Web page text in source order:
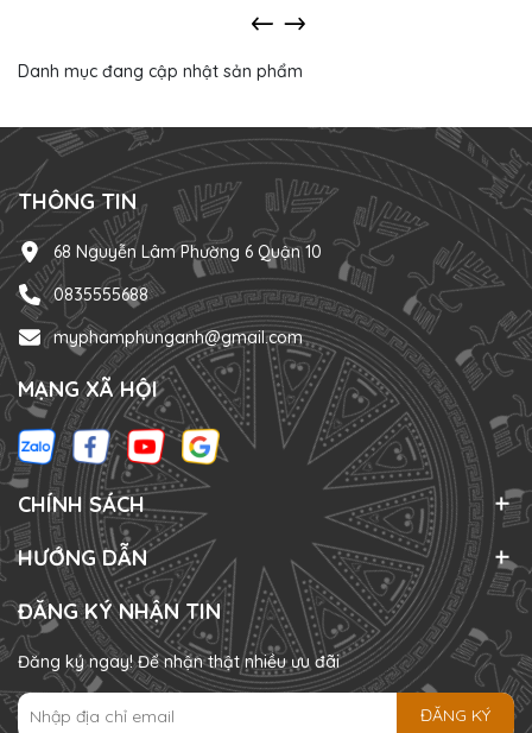
Danh mục đang cập nhật sản phẩm
THÔNG TIN
68 Nguyễn Lâm Phường 6 Quận 10
0835555688
myphamphunganh@gmail.com
MẠNG XÃ HỘI
CHÍNH SÁCH
HƯỚNG DẪN
ĐĂNG KÝ NHẬN TIN
Đăng ký ngay! Để nhận thật nhiều ưu đãi
ĐĂNG KÝ